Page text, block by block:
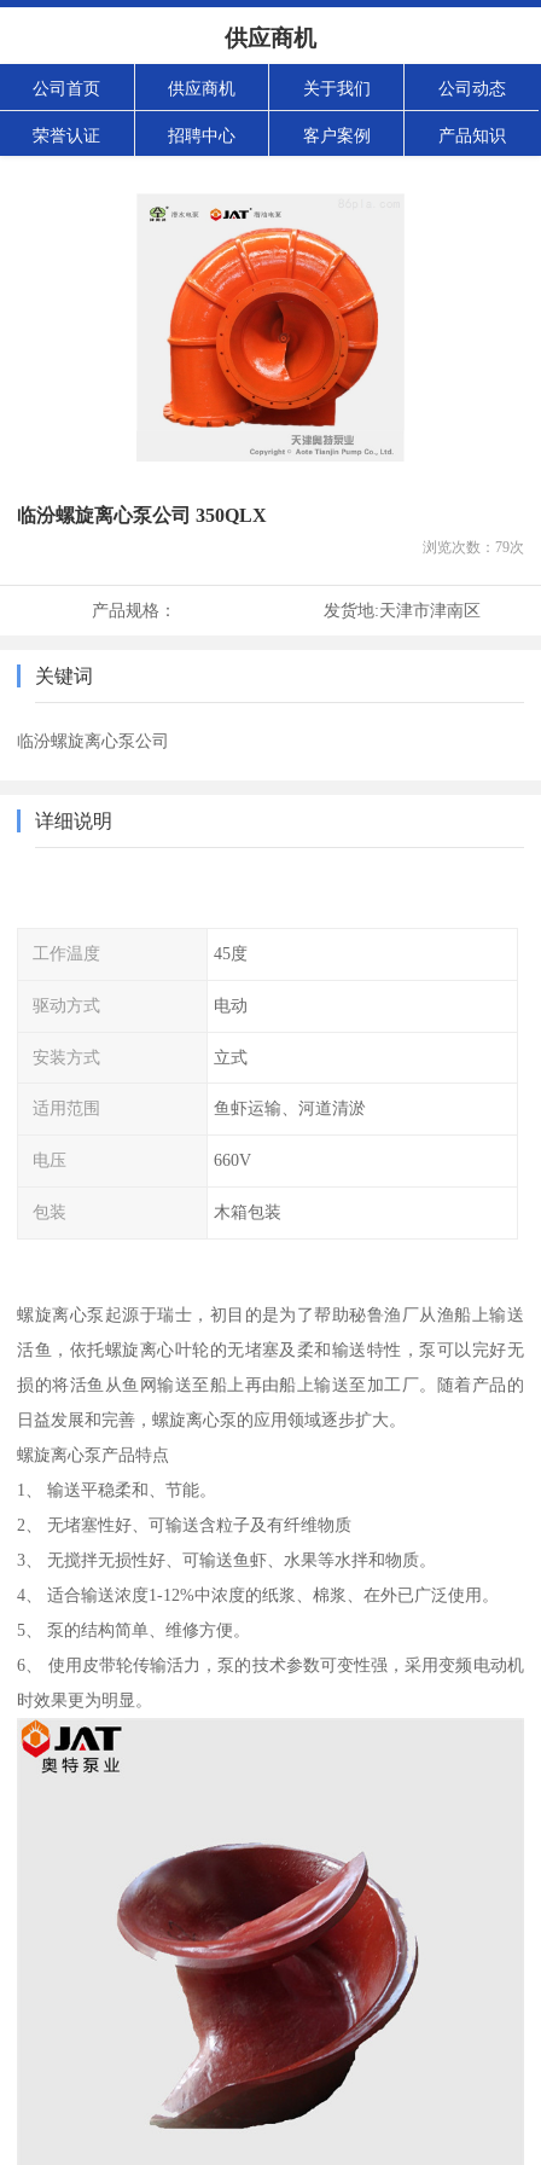
供应商机
公司首页 供应商机 关于我们 公司动态
荣誉认证 招聘中心 客户案例 产品知识
临汾螺旋离心泵公司 350QLX
浏览次数： 79次
产品规格： 发货地:天津市津南区
关键词
临汾螺旋离心泵公司
详细说明
工作温度 45度
驱动方式 电动
安装方式 立式
适用范围 鱼虾运输、河道清淤
电压 660V
包装 木箱包装
螺旋离心泵起源于瑞士，初目的是为了帮助秘鲁渔厂从渔船上输送
活鱼，依托螺旋离心叶轮的无堵塞及柔和输送特性，泵可以完好无
损的将活鱼从鱼网输送至船上再由船上输送至加工厂。随着产品的
日益发展和完善，螺旋离心泵的应用领域逐步扩大。
螺旋离心泵产品特点
1、 输送平稳柔和、节能。
2、 无堵塞性好、可输送含粒子及有纤维物质
3、 无搅拌无损性好、可输送鱼虾、水果等水拌和物质。
4、 适合输送浓度1-12%中浓度的纸浆、棉浆、在外已广泛使用。
5、 泵的结构简单、维修方便。
6、 使用皮带轮传输活力，泵的技术参数可变性强，采用变频电动机
时效果更为明显。